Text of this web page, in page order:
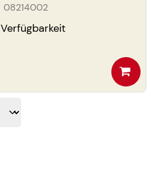
08214002
Verfügbarkeit